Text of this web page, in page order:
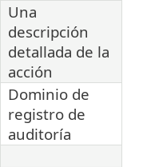
Una
descripción
detallada de la
acción
Dominio de
registro de
auditoría